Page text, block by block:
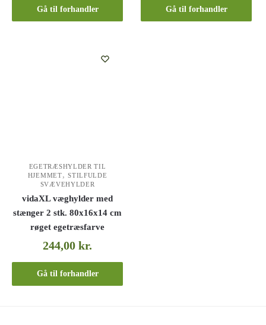
Gå til forhandler Gå til forhandler
EGETRÆSHYLDER TIL
HJEMMET,STILFULDE
SVÆVEHYLDER
vidaXL væghylder med
stænger 2 stk. 80x16x14 cm
røget egetræsfarve
244,00kr.
Gå til forhandler